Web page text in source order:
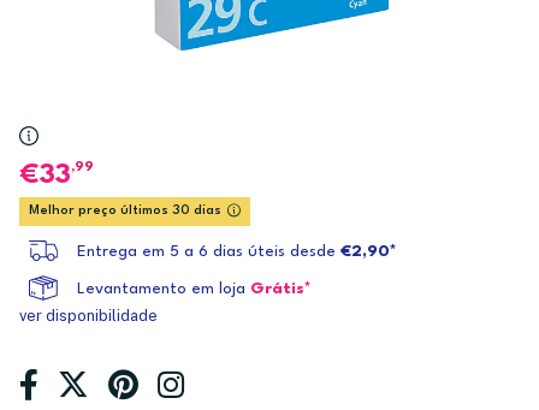
33,99
Melhor preço últimos 30 dias
Entrega em 5 a 6 dias úteis desde €2,90*
Levantamento em loja Grátis*
ver disponibilidade